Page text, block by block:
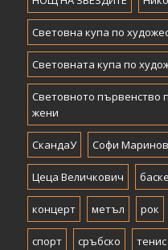
Световна купа по
Световната купа по
Световното първенство
жени
СкандаУ Софи
Цеца Величкович
концерт метъл рок
спорт сръбско тенис